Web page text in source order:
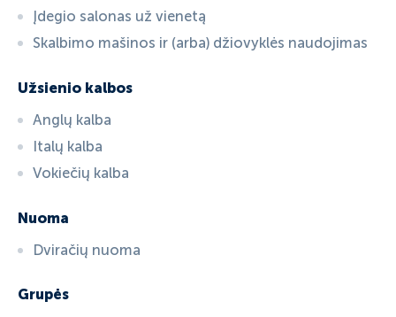
Įdegio salonas už vienetą
Skalbimo mašinos ir (arba) džiovyklės naudojimas
Užsienio kalbos
Anglų kalba
Italų kalba
Vokiečių kalba
Nuoma
Dviračių nuoma
Grupės